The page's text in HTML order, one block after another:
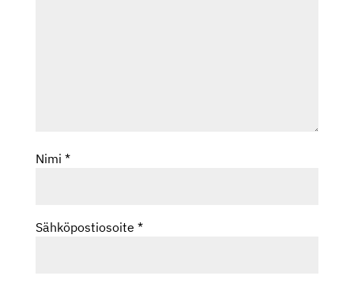
Nimi *
Sähköpostiosoite *